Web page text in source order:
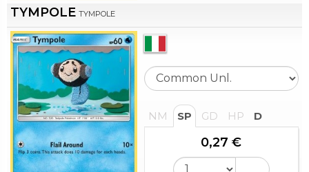
TYMPOLE TYMPOLE
NM SP GD HP D
0,27 €